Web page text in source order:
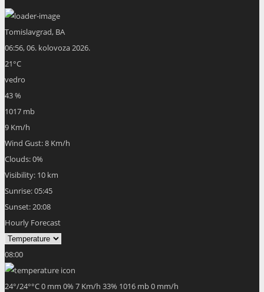
Tomislavgrad, BA
06:56,06. kolovoza 2026.
21°C
vedro
43 %
1017 mb
9 Km/h
Wind Gust:8 Km/h
Clouds:0%
Visibility: 10 km
Sunrise:05:45
Sunset:20:08
Hourly Forecast
08:00
24°/24°°C0 mm 0% 7 Km/h 33% 1016 mb0 mm/h